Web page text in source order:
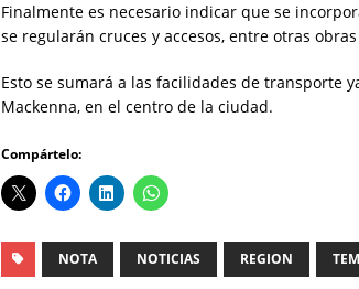
Finalmente es necesario indicar que se
se regularán cruces y accesos, entre otras
Esto se sumará a las facilidades de transporte
Mackenna, en el centro de la ciudad.
Compártelo:
NOTA NOTICIAS REGION